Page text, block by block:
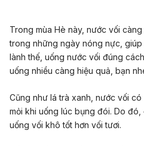
Trong mùa Hè này, nước vối
trong những ngày nóng nực, giúp
lành thế, uống nước vối đúng
uống nhiều càng hiệu quả, bạn
Cũng như lá trà xanh, nước vối
mỏi khi uống lúc bụng đói. Do đó,
uống vối khô tốt hơn vối tươi.